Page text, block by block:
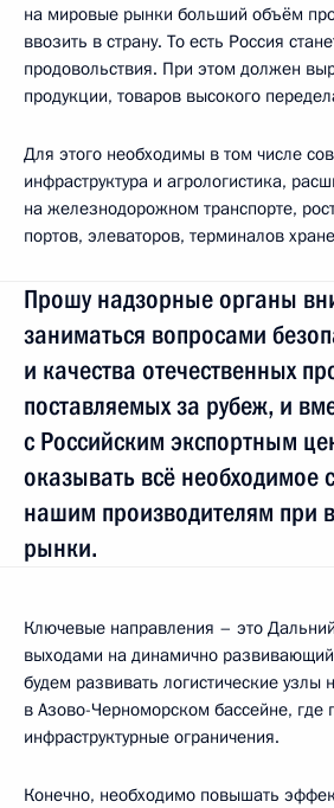
на мировые рынки больший объём
ввозить в страну. То есть Россия
продовольствия. При этом должен
продукции, товаров высокого
Для этого необходимы в том числе
инфраструктура и агрологистика,
на железнодорожном транспорте,
портов, элеваторов, терминалов
Прошу надзорные органы
заниматься вопросами
и качества отечественных
поставляемых за рубеж, и
с Российским экспортным
оказывать всё необходимое
нашим производителям при
рынки.
Ключевые направления – это
выходами на динамично
будем развивать логистические узлы
в Азово-Черноморском бассейне, где
инфраструктурные ограничения.
Конечно, необходимо повышать